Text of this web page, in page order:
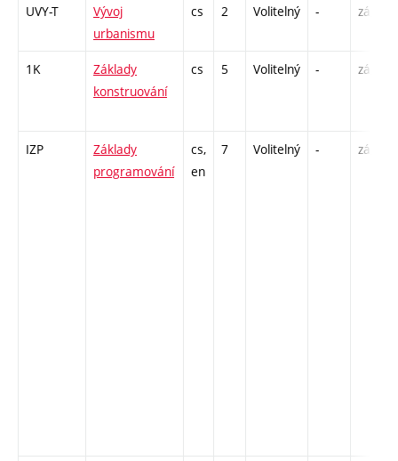
UVY-T
Vývoj
urbanismu
cs 2 Volitelný - zá,zk
1K
Základy
konstruování
cs 5 Volitelný - zá,zk
IZP
Základy
programování
cs,
en
7 Volitelný - zá,zk